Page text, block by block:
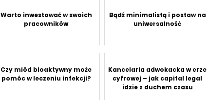
Warto inwestować w swoich
pracowników
Bądź minimalistą i postaw na
uniwersalność
Czy miód bioaktywny może
pomóc w leczeniu infekcji?
Kancelaria adwokacka w erze
cyfrowej – jak capital legal
idzie z duchem czasu